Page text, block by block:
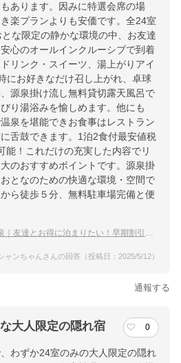
あります。因みに特選会席の場
楽プランよりも安価です。全24室
な限定の静かな環境の中、お友達
心のオールインクルーシブで到着
リンク・スイーツ、湯上がりアイ
にお好きなだけ召し上がれ、卓球
源泉掛け流し無料貸切露天風呂で
り湯浴みを愉しめます。他にも
泉を堪能できお食事はレストラン
舌鼓できます。1泊2食付最安値税
能！これだけの充実した内容でリ
のおすすめポイントです。源泉掛
となのための快適な環境・空間で
ら徒歩５分、無料駐車場完備と便
友達とお得に泊まりたい！早期割引が使える宿は？
ャンちゃんさんの回答（投稿日：2025/5/12）
通報する
大人限定の隠れ宿 0
わずか24室のみの大人限定の隠れ